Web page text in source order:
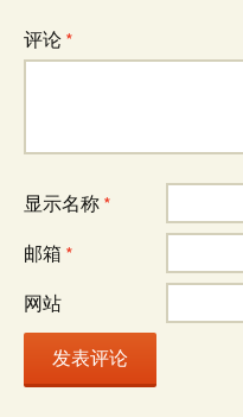
航
评论 *
显示名称 *
邮箱 *
网站